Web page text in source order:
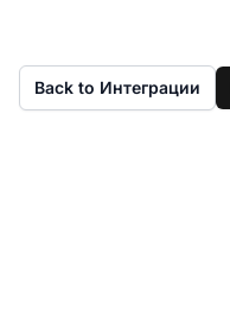
Back to Интеграции